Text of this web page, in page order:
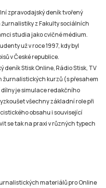
zpravodajský deník tvořený
z Fakulty sociálních
studia jako cvičné médium.
už v roce 1997, kdy byl
v České republice.
Stisk Online, Rádio Stisk, TV
žurnalistických kurzů (s přesahem
je simulace redakčního
všechny základní role při
obsahu i související
se tak na praxi v různých typech
materiálů pro Online